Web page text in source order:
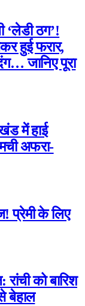
ठग’!
हुई फरार,
जानिए पूरा
में हाई
अफरा-
प्रेमी के लिए
को बारिश
बेहाल